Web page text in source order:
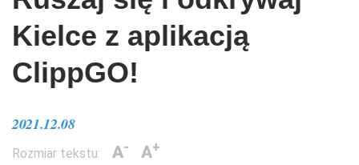
Kielce z aplikacją
ClippGO!
2021.12.08
Rozmiar tekstu: A- A+